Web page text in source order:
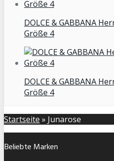
DOLCE & GABBANA
Größe 4
DOLCE & GABBANA
Größe 4
Startseite » Junarose
Beliebte Marken